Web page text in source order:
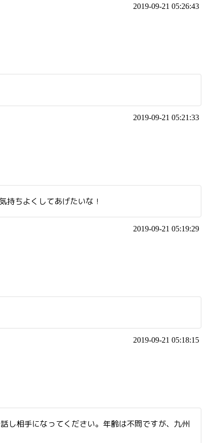
2019-09-21 05:26:43
2019-09-21 05:21:33
ちよくしてあげたいな！
2019-09-21 05:19:29
2019-09-21 05:18:15
し相手になってください。年齢は不問ですが、九州